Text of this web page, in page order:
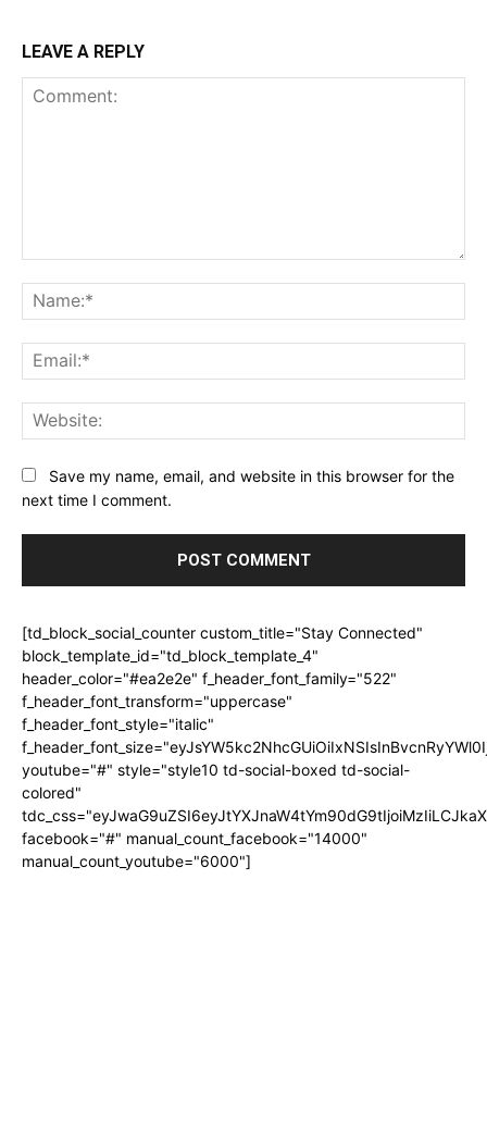
LEAVE A REPLY
Save my name, email, and website in this browser for the
next time I comment.
[td_block_social_counter custom_title="Stay Connected"
block_template_id="td_block_template_4"
header_color="#ea2e2e" f_header_font_family="522"
f_header_font_transform="uppercase"
f_header_font_style="italic"
youtube="#" style="style10 td-social-boxed td-social-
colored"
facebook="#" manual_count_facebook="14000"
manual_count_youtube="6000"]